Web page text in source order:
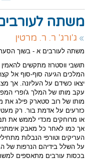
משתה
ג'ורג' ר. ר. מרטין
משתה לעורבים א - בשוך
תושבי ווסטרוז מתקשים
המלכים הגיעה סוף-סוף אל
יצאו כשידם על העליונה. אך
עקב מותו של המלך ג'ופרי
מותו של רוב סטארק פילג את
כזרעים על אדמת בור. רק
או מרוחקים מכדי לממש את
אך כמו לאחר כל מאבק
העריקים וטורפי הנבלות
על השלל בידיהם הנרפות של
בכסות עורבים מתאספים